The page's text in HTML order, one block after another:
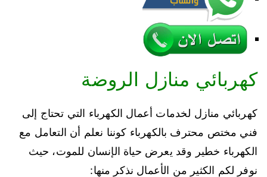
كهربائي منازل الروضة
كهربائي منازل لخدمات أعمال الكهرباء التي تحتاج إلى
فني مختص محترف بالكهرباء كوننا نعلم أن التعامل مع
الكهرباء خطير وقد يعرض حياة الإنسان للموت، حيث
نوفر لكم الكثير من الأعمال نذكر منها: